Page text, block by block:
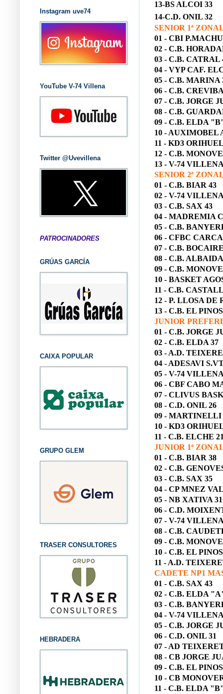
13-BS ALCOI 33
14-C.D. ONIL 32
SENIOR 1ª
01 - CBI
02 - C.B.
03 - C.B. CATRAL
04 - VYP CAF.
05 - C.B. MARINA
06 - C.B.
07 - C.B. JORGE
08 - C.B.
09 - C.B. ELDA
10 - AUXIMOBEL
11 - KD3
12 - C.B.
13 - V-74
SENIOR 2ª
01 - C.B. BIAR 43
02 - V-74
03 - C.B. SAX 43
04 - MADREMIA
05 - C.B.
06 - CFBC
07 - C.B.
08 - C.B.
09 - C.B.
10 - BASKET
11 - C.B.
12 - P. LLOSA DE
13 - C.B. EL
JUNIOR
01 - C.B. JORGE
02 - C.B. ELDA 37
03 - A.D.
04 - ADESAVI
05 - V-74
06 - CBF CABO
07 - CLIVUS
08 - C.D. ONIL 26
09 - MARTINELLI
10 - KD3
11 - C.B. ELCHE
JUNIOR 1ª
01 - C.B. BIAR 38
02 - C.B.
03 - C.B. SAX 35
04 - CP MNEZ
05 - NB XATIVA 31
06 - C.D.
07 - V-74
08 - C.B.
09 - C.B.
10 - C.B. EL
11 - A.D.
CADETE NP1
01 - C.B. SAX 43
02 - C.B. ELDA
03 - C.B.
04 - V-74
05 - C.B. JORGE
06 - C.D. ONIL 31
07 - AD
08 - CB JORGE
09 - C.B. EL
10 - CB
11 - C.B. ELDA
Instagram uve74
YouTube V-74 Villena
Twitter @Uvevillena
PATROCINADORES
GRÚAS GARCÍA
CAIXA POPULAR
GRUPO GLEM
TRASER CONSULTORES
HEBRADERA